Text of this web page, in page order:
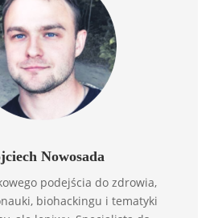
Nowosada
podejścia do zdrowia,
biohackingu i tematyki